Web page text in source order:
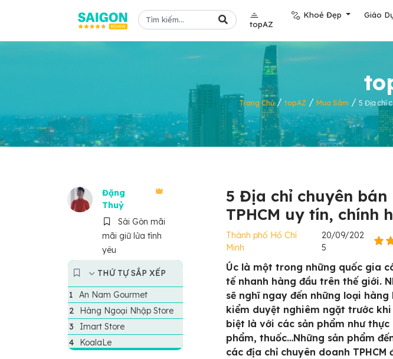
topAZ
Khoẻ Đẹp Giáo
Trang Chủ/ topAZ / Mua Sắm / 5 Địa chỉ
Đặng
Thuỷ
Sài Gòn mãi
mãi giữ lửa tình
yêu
5 Địa chỉ chuyên bán
TPHCM uy tín, chính
Thành phố Hồ Chí
Minh
20/09/202
5
THỨ TỰ SẮP XẾP
An Nam Gourmet
Hàng Ngoại Nhập Store
Imart Store
KoalaLe
Úc là một trong những quốc gia
tế nhanh hàng đầu trên thế giới.
sẽ nghĩ ngay đến những loại
kiểm duyệt nghiêm ngặt trước
biệt là với các sản phẩm như
phẩm, thuốc…Những sản phẩm
các địa chỉ chuyên doanh TPHCM